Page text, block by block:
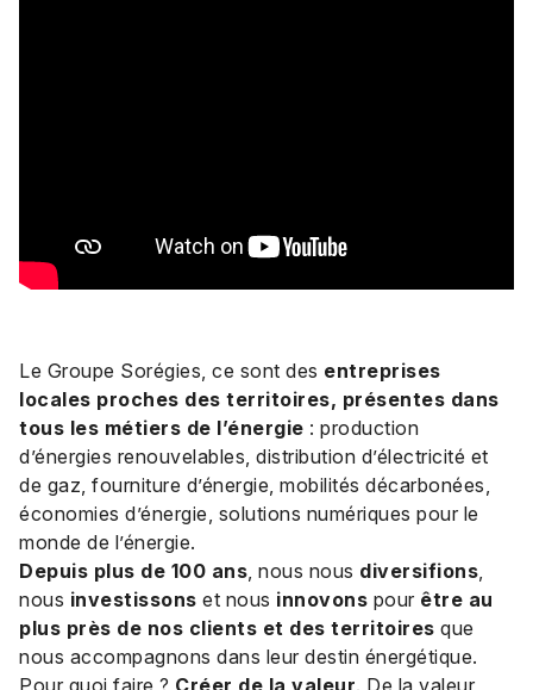
Le Groupe Sorégies, ce sont des entreprises
locales proches des territoires, présentes dans
tous les métiers de l’énergie : production
d’énergies renouvelables, distribution d’électricité et
de gaz, fourniture d’énergie, mobilités décarbonées,
économies d’énergie, solutions numériques pour le
monde de l’énergie.
Depuis plus de 100 ans, nous nous diversifions,
nous investissons et nous innovons pour être au
plus près de nos clients et des territoires que
nous accompagnons dans leur destin énergétique.
Pour quoi faire ? Créer de la valeur. De la valeur